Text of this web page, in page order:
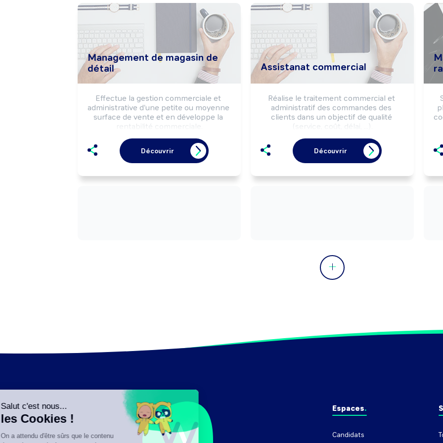
Management de magasin de
détail
Effectue la gestion commerciale et
administrative d'une petite ou moyenne
surface de vente et en développe la
rentabilité commerciale.
Découvrir
Assistanat commercial
Réalise le traitement commercial et
administratif des commandes des
clients dans un objectif de qualité
(service, coût, délai, ...).
informations techniques sur les
produits/services de l'entreprise.
Peut prospecter la clientèle et vendre
Découvrir
Espaces
Candidats